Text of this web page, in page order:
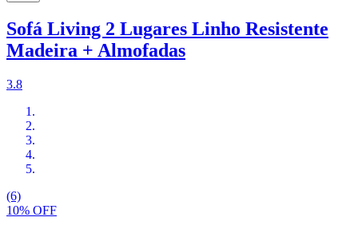
Sofá Living 2 Lugares Linho Resistente
Madeira + Almofadas
3.8
(6)
10% OFF